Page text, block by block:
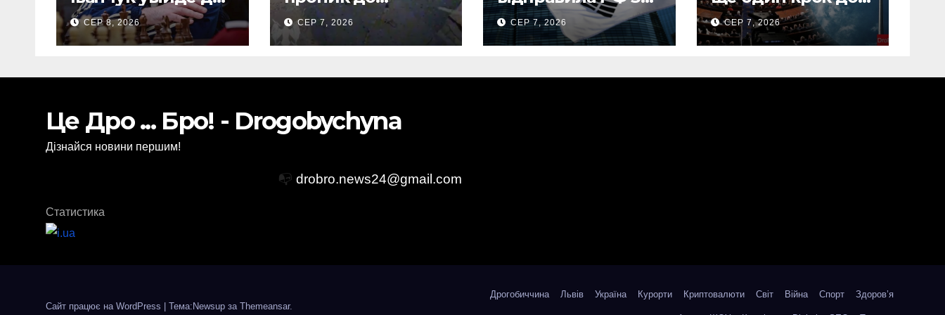
Зали світової
шахової слави
СЕР 8, 2026
Донецького
аеропорту та
спалив “Шахед”
СЕР 7, 2026
тисяч тонн
авіапалива
СЕР 7, 2026
введення
“пекельних
санкцій” проти
СЕР 7, 2026
Це Дро ... Бро! - Drogobychyna
Дізнайся новини першим!
📭 drobro.news24@gmail.com
Статистика
Сайт працює на WordPress Тема:Newsup за Themeansar.
Дрогобиччина Львів Україна Курорти Криптовалюти Світ Війна Спорт Здоров’я